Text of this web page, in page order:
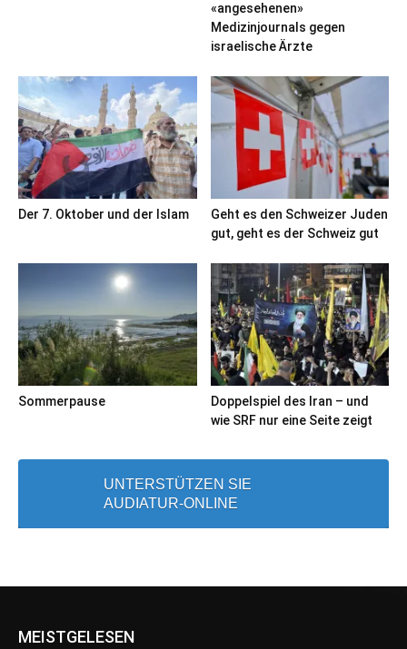
«angesehenen»
Medizinjournals gegen
israelische Ärzte
Der 7. Oktober und der Islam
Geht es den Schweizer Juden
gut, geht es der Schweiz gut
Sommerpause
Doppelspiel des Iran – und
wie SRF nur eine Seite zeigt
UNTERSTÜTZEN SIE
AUDIATUR-ONLINE
MEISTGELESEN